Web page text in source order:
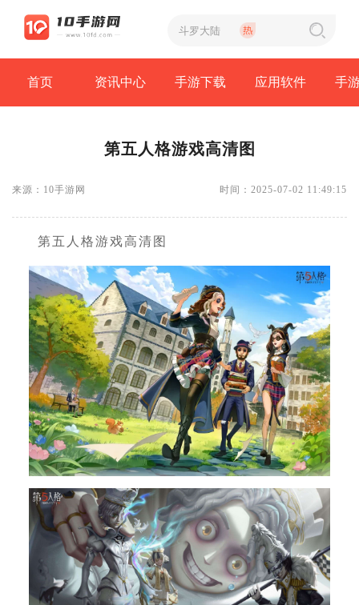
首页 资讯中心 手游下载 应用软件 手
第五人格游戏高清图
来源：10手游网 时间：2025-07-02 11:49:15
第五人格游戏高清图